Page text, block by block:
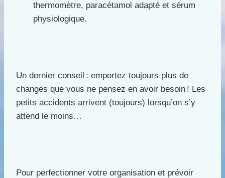
thermomètre, paracétamol adapté et sérum
physiologique.
Un dernier conseil : emportez toujours plus de
changes que vous ne pensez en avoir besoin ! Les
petits accidents arrivent (toujours) lorsqu’on s’y
attend le moins…
Pour perfectionner votre organisation et prévoir